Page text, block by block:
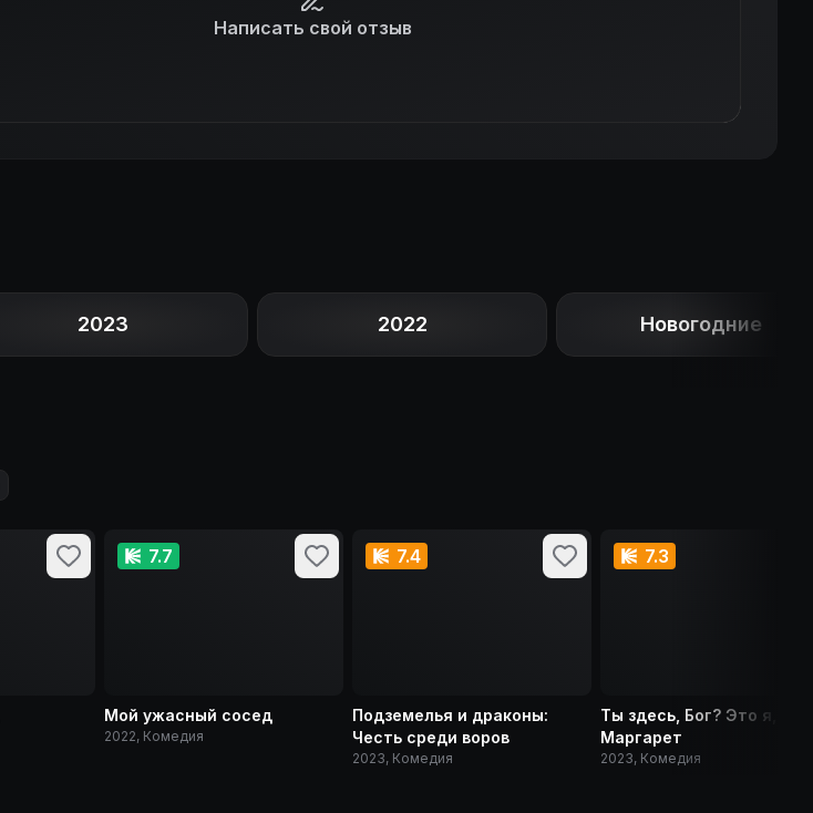
Написать свой отзыв
2023 2022 Новогодние
7.7
Мой ужасный сосед
2022, Комедия
7.4
Подземелья и драконы:
Честь среди воров
2023, Комедия
7.3
Ты здесь, Бог? Это я,
Маргарет
2023, Комедия